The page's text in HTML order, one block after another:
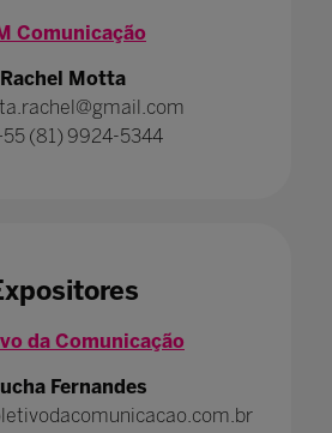
Comunicação
Rachel Motta
(81) 9924-5344
da Comunicação
Fernandes